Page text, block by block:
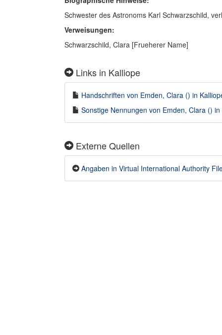
Schwester des Astronoms Karl Schwarzschild,
Verweisungen:
Schwarzschild, Clara [Frueherer Name]
Links in Kalliope
Handschriften von Emden, Clara () in
Sonstige Nennungen von Emden, Clara ()
Externe Quellen
Angaben in Virtual International Authority